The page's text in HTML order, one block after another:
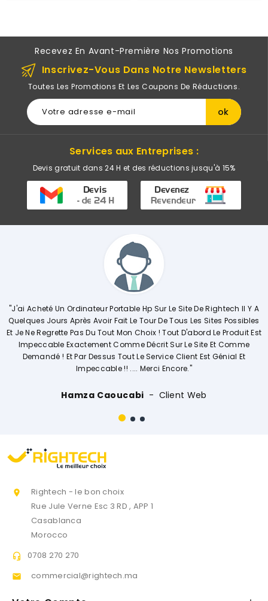
Recevez En Avant-Première Nos Promotions
Inscrivez-Vous Dans Notre Newsletters
Toutes Les Promotions Et Les Coupons De Réductions.
Services aux Entreprises :
Devis gratuit dans 24 H et des réductions jusqu'à 15%
Hp Sur Le Site De Rightech Il Y A
Tour De Tous Les Sites Possibles
Choix ! Tout D'abord Le Produit Est
Décrit Sur Le Site Et Comme
Le Service Client Est Génial Et
Client Web
"Commerciale KHADIJA Super
Explique De Façon Concrète Et
Opérations. Société A L'écoute

Rightech - le bon choix
Rue Jule Verne Esc 3 RD , APP 1
Casablanca
Morocco
 0708 270 270
 commercial@rightech.ma